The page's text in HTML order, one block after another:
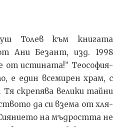
Толев към книгата
Ани Безант, изд. 1998
от истината!” Те­о­со­фи­я­
е един все­ми­рен храм, с
скре­пя­ва ве­ли­ки тай­ни
да си взе­ма от хля­
на мъд­рост­та не